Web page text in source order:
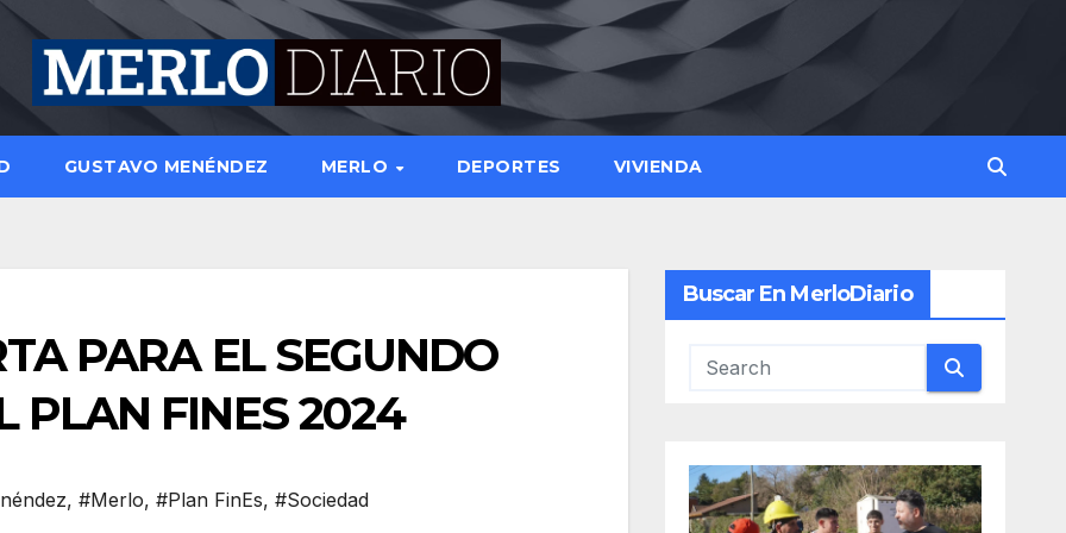
GUSTAVO MENÉNDEZ MERLO DEPORTES VIVIENDA
PARA EL SEGUNDO
PLAN FINES 2024
, #Merlo, #Plan FinEs, #Sociedad
Buscar En MerloDiario